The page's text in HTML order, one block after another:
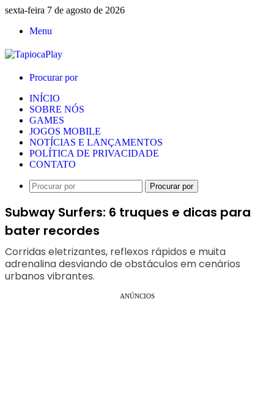
sexta-feira 7 de agosto de 2026
Menu
Procurar por
INÍCIO
SOBRE NÓS
GAMES
JOGOS MOBILE
NOTÍCIAS E LANÇAMENTOS
POLÍTICA DE PRIVACIDADE
CONTATO
Procurar por
Subway Surfers: 6 truques e dicas para
bater recordes
Corridas eletrizantes, reflexos rápidos e muita
adrenalina desviando de obstáculos em cenários
urbanos vibrantes.
ANÚNCIOS